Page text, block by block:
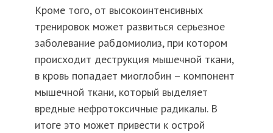
Кроме того, от высокоинтенсивных
тренировок может развиться серьезное
заболевание рабдомиолиз, при котором
происходит деструкция мышечной ткани,
в кровь попадает миоглобин – компонент
мышечной ткани, который выделяет
вредные нефротоксичные радикалы. В
итоге это может привести к острой